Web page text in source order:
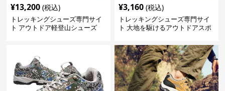
¥13,200 (税込)
トレッキングシューズ専門サイ
ト アウトドア軽登山シューズ
¥3,160 (税込)
トレッキングシューズ専門サイ
ト 大地を駆けるアウトドアスポ